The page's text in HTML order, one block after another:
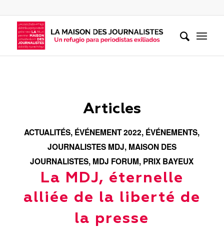
Articles
ACTUALITÉS, ÉVÉNEMENT 2022, ÉVÉNEMENTS,
JOURNALISTES MDJ, MAISON DES
JOURNALISTES, MDJ FORUM, PRIX BAYEUX
La MDJ, éternelle
alliée de la liberté de
la presse